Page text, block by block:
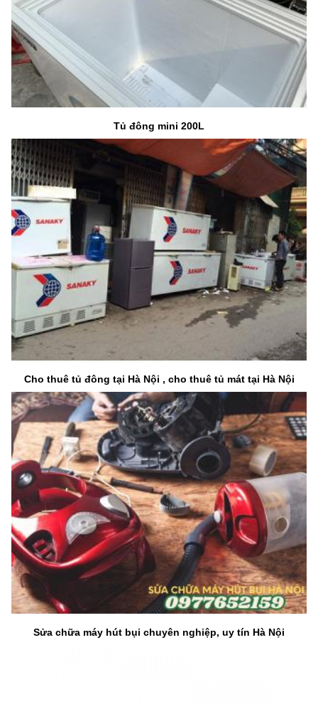
Tủ đông mini 200L
Cho thuê tủ đông tại Hà Nội , cho thuê tủ mát tại Hà Nội
Sửa chữa máy hút bụi chuyên nghiệp, uy tín Hà Nội